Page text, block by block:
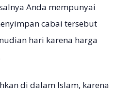
Anda mempunyai
cabai tersebut
hari karena harga
di dalam Islam, karena